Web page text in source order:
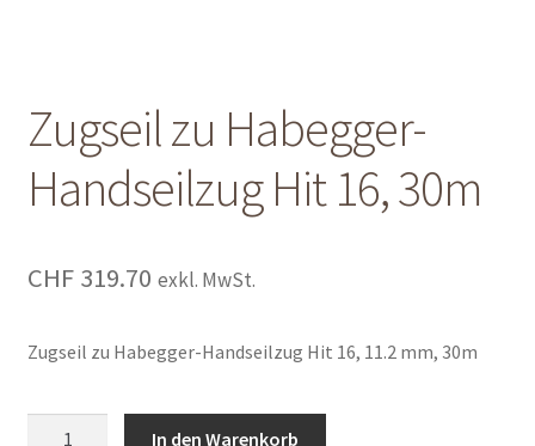
Warenkorb
Zugseil zu Habegger-
Handseilzug Hit 16, 30m
CHF319.70 exkl. MwSt.
Zugseil zu Habegger-Handseilzug Hit 16, 11.2 mm, 30m
In den Warenkorb